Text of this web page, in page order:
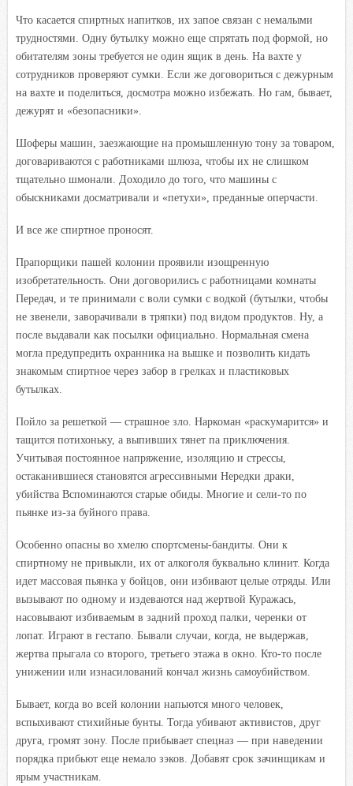
Что касается спиртных напитков, их запое связан с немалыми
трудностями. Одну бутылку можно еще спрятать под формой, но
обитателям зоны требуется не один ящик в день. На вахте у
сотрудников проверяют сумки. Если же договориться с дежурным
на вахте и поделиться, досмотра можно избежать. Но гам, бывает,
дежурят и «безопасники».
Шоферы машин, заезжающие на промышленную тону за товаром,
договариваются с работниками шлюза, чтобы их не слишком
тщательно шмонали. Доходило до того, что машины с
обыскниками досматривали и «петухи», преданные оперчасти.
И все же спиртное проносят.
Прапорщики пашей колонии проявили изощренную
изобретательность. Они договорились с работницами комнаты
Передач, и те принимали с воли сумки с водкой (бутылки, чтобы
не звенели, заворачивали в тряпки) под видом продуктов. Ну, а
после выдавали как посылки официально. Нормальная смена
могла предупредить охранника на вышке и позволить кидать
знакомым спиртное через забор в грелках и пластиковых
бутылках.
Пойло за решеткой — страшное зло. Наркоман «раскумарится» и
тащится потихоньку, а выпивших тянет па приключения.
Учитывая постоянное напряжение, изоляцию и стрессы,
остаканившиеся становятся агрессивными Нередки драки,
убийства Вспоминаются старые обиды. Многие и сели-то по
пьянке из-за буйного права.
Особенно опасны во хмелю спортсмены-бандиты. Они к
спиртному не привыкли, их от алкоголя буквально клинит. Когда
идет массовая пьянка у бойцов, они избивают целые отряды. Или
вызывают по одному и издеваются над жертвой Куражась,
насовывают избиваемым в задний проход палки, черенки от
лопат. Играют в гестапо. Бывали случаи, когда, не выдержав,
жертва прыгала со второго, третьего этажа в окно. Кто-то после
унижении или изнасилований кончал жизнь самоубийством.
Бывает, когда во всей колонии напьются много человек,
вспыхивают стихийные бунты. Тогда убивают активистов, друг
друга, громят зону. После прибывает спецназ — при наведении
порядка прибьют еще немало зэков. Добавят срок зачинщикам и
ярым участникам.